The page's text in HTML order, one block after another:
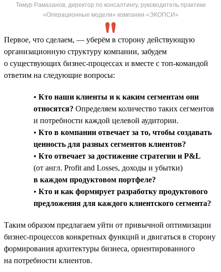
Тимур Рамазанов, директор по консалтингу, руководитель практики
«Операционные модели» компании «ЭКОПСИ»
Первое, что сделаем, — уберём в сторону действующую
организационную структуру компании, забудем
о существующих бизнес-процессах и вместе с топ-командой
ответим на следующие вопросы:
• Кто наши клиенты и к каким сегментам они
относятся? Определяем количество таких сегментов
и потребности каждой целевой аудитории.
• Кто в компании отвечает за то, чтобы создавать
ценность для разных сегментов клиентов?
• Кто отвечает за достижение стратегии и P&L
(от англ. Profit and Losses, доходы и убытки)
в каждом продуктовом портфеле?
• Кто и как формирует разработку продуктового
предложения для каждого клиентского сегмента?
Таким образом предлагаем уйти от привычной оптимизации
бизнес-процессов конкретных функций и двигаться в сторону
формирования архитектуры бизнеса, ориентированного
на потребности клиентов.